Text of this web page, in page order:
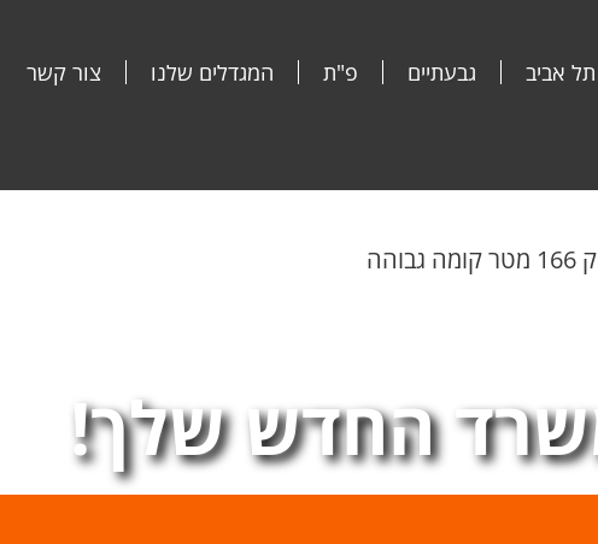
תל אביב גבעתיים פ"ת המגדלים שלנו צור קשר
החדש שלך!